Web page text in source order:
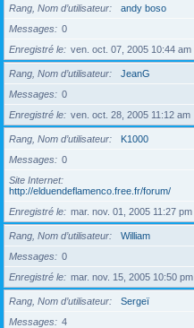
Rang, Nom d’utilisateur
andy boso
Messages
0
Enregistré le
ven. oct. 07, 2005 10:44 am
Rang, Nom d’utilisateur
JeanG
Messages
0
Enregistré le
ven. oct. 28, 2005 11:12 am
Rang, Nom d’utilisateur
K1000
Messages
0
Site Internet
http://elduendeflamenco.free.fr/forum/
Enregistré le
mar. nov. 01, 2005 11:27 pm
Rang, Nom d’utilisateur
William
Messages
0
Enregistré le
mar. nov. 15, 2005 10:50 pm
Rang, Nom d’utilisateur
Sergeï
Messages
4